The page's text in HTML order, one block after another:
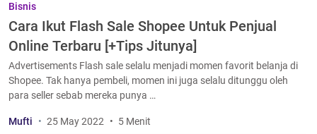
Bisnis
Cara Ikut Flash Sale Shopee Untuk Penjual
Online Terbaru [+Tips Jitunya]
Advertisements Flash sale selalu menjadi momen favorit belanja di
Shopee. Tak hanya pembeli, momen ini juga selalu ditunggu oleh
para seller sebab mereka punya …
Mufti 25 May 2022 5 Menit